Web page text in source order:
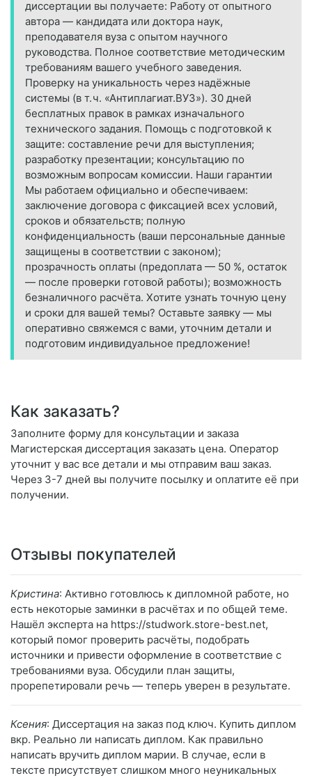
диссертации вы получаете: Работу от опытного
автора — кандидата или доктора наук,
преподавателя вуза с опытом научного
руководства. Полное соответствие методическим
требованиям вашего учебного заведения.
Проверку на уникальность через надёжные
системы (в т. ч. «Антиплагиат.ВУЗ»). 30 дней
бесплатных правок в рамках изначального
технического задания. Помощь с подготовкой к
защите: составление речи для выступления;
разработку презентации; консультацию по
возможным вопросам комиссии. Наши гарантии
Мы работаем официально и обеспечиваем:
заключение договора с фиксацией всех условий,
сроков и обязательств; полную
конфиденциальность (ваши персональные данные
защищены в соответствии с законом);
прозрачность оплаты (предоплата — 50 %, остаток
— после проверки готовой работы); возможность
безналичного расчёта. Хотите узнать точную цену
и сроки для вашей темы? Оставьте заявку — мы
оперативно свяжемся с вами, уточним детали и
подготовим индивидуальное предложение!
Как заказать?
Заполните форму для консультации и заказа
Магистерская диссертация заказать цена. Оператор
уточнит у вас все детали и мы отправим ваш заказ.
Через 3-7 дней вы получите посылку и оплатите её при
получении.
Отзывы покупателей
Кристина: Активно готовлюсь к дипломной работе, но
есть некоторые заминки в расчётах и по общей теме.
Нашёл эксперта на https://studwork.store-best.net,
который помог проверить расчёты, подобрать
источники и привести оформление в соответствие с
требованиями вуза. Обсудили план защиты,
прорепетировали речь — теперь уверен в результате.
Ксения: Диссертация на заказ под ключ. Купить диплом
вкр. Реально ли написать диплом. Как правильно
написать вручить диплом марии. В случае, если в
тексте присутствует слишком много неуникальных